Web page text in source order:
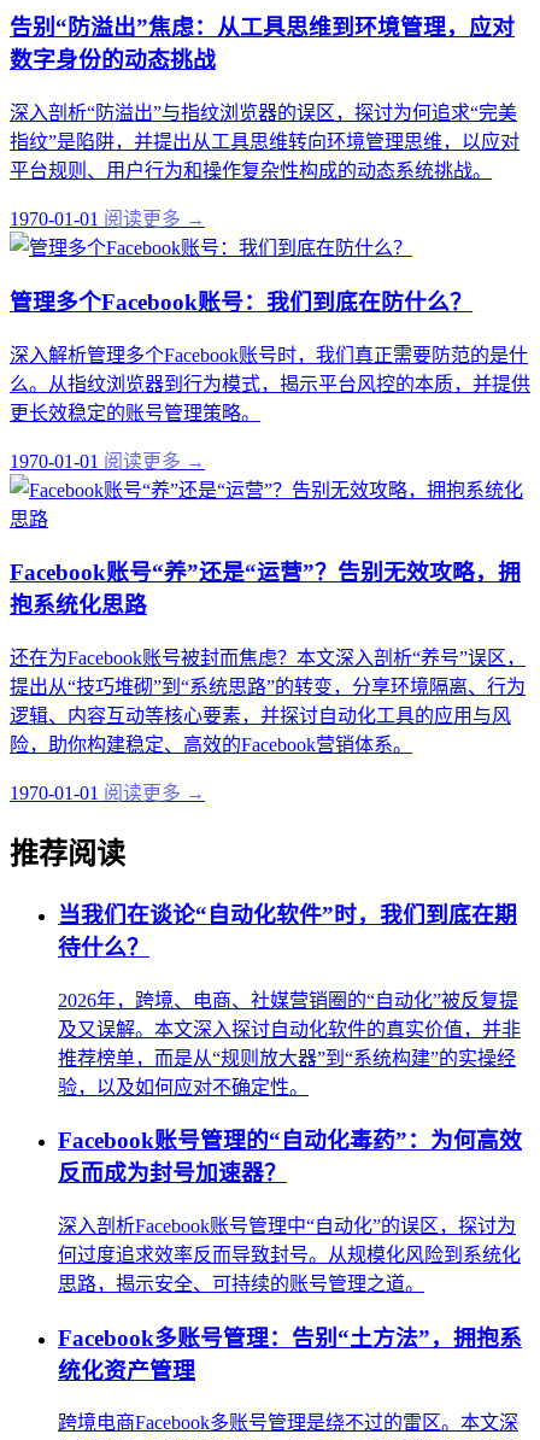
告别“防溢出”焦虑：从工具思维到环境管理，应对
数字身份的动态挑战
深入剖析“防溢出”与指纹浏览器的误区，探讨为何追求“完美
指纹”是陷阱，并提出从工具思维转向环境管理思维，以应对
平台规则、用户行为和操作复杂性构成的动态系统挑战。
1970-01-01 阅读更多 →
管理多个Facebook账号：我们到底在防什么？
深入解析管理多个Facebook账号时，我们真正需要防范的是什
么。从指纹浏览器到行为模式，揭示平台风控的本质，并提供
更长效稳定的账号管理策略。
1970-01-01 阅读更多 →
Facebook账号“养”还是“运营”？告别无效攻略，拥
抱系统化思路
还在为Facebook账号被封而焦虑？本文深入剖析“养号”误区，
提出从“技巧堆砌”到“系统思路”的转变，分享环境隔离、行为
逻辑、内容互动等核心要素，并探讨自动化工具的应用与风
险，助你构建稳定、高效的Facebook营销体系。
1970-01-01 阅读更多 →
推荐阅读
当我们在谈论“自动化软件”时，我们到底在期
待什么？
2026年，跨境、电商、社媒营销圈的“自动化”被反复提
及又误解。本文深入探讨自动化软件的真实价值，并非
推荐榜单，而是从“规则放大器”到“系统构建”的实操经
验，以及如何应对不确定性。
Facebook账号管理的“自动化毒药”：为何高效
反而成为封号加速器？
深入剖析Facebook账号管理中“自动化”的误区，探讨为
何过度追求效率反而导致封号。从规模化风险到系统化
思路，揭示安全、可持续的账号管理之道。
Facebook多账号管理：告别“土方法”，拥抱系
统化资产管理
跨境电商Facebook多账号管理是绕不过的雷区。本文深